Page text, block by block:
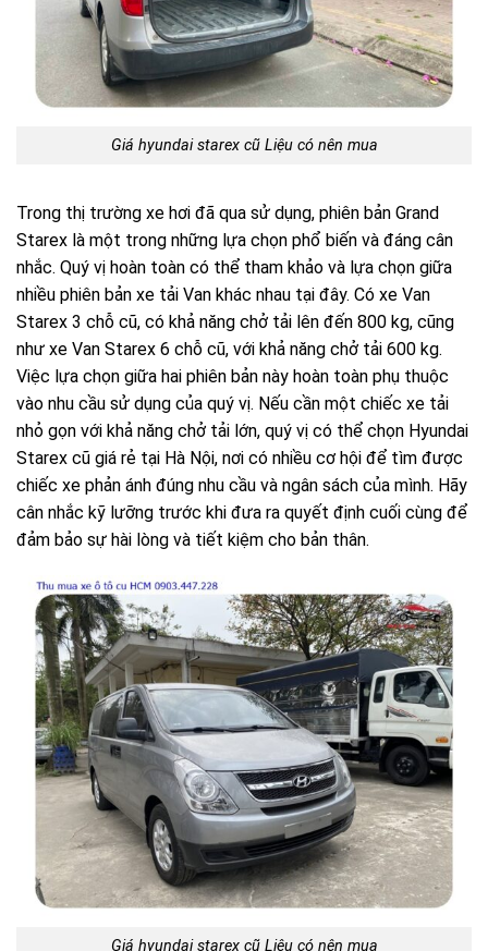
Giá hyundai starex cũ Liệu có nên mua
Trong thị trường xe hơi đã qua sử dụng, phiên bản Grand
Starex là một trong những lựa chọn phổ biến và đáng cân
nhắc. Quý vị hoàn toàn có thể tham khảo và lựa chọn giữa
nhiều phiên bản xe tải Van khác nhau tại đây. Có xe Van
Starex 3 chỗ cũ, có khả năng chở tải lên đến 800 kg, cũng
như xe Van Starex 6 chỗ cũ, với khả năng chở tải 600 kg.
Việc lựa chọn giữa hai phiên bản này hoàn toàn phụ thuộc
vào nhu cầu sử dụng của quý vị. Nếu cần một chiếc xe tải
nhỏ gọn với khả năng chở tải lớn, quý vị có thể chọn Hyundai
Starex cũ giá rẻ tại Hà Nội, nơi có nhiều cơ hội để tìm được
chiếc xe phản ánh đúng nhu cầu và ngân sách của mình. Hãy
cân nhắc kỹ lưỡng trước khi đưa ra quyết định cuối cùng để
đảm bảo sự hài lòng và tiết kiệm cho bản thân.
Giá hyundai starex cũ Liệu có nên mua